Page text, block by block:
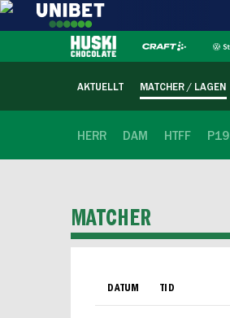
AKTUELLT MATCHER / LAGEN
HERR DAM HTFF P19
MATCHER
DATUM TID